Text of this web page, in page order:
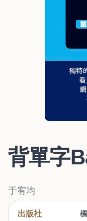
背單字
于宥均
出版社